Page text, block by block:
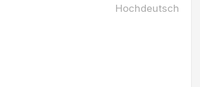
Hochdeutsch